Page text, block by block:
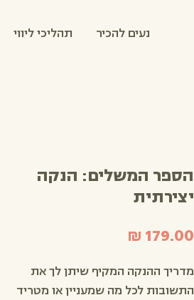
נעים להכיר תהליכי ליווי
הספר המשלים: הנקה
יצירתית
מדריך ההנקה המקיף שיתן לך את
התשובות לכל מה שמעניין או מטריד